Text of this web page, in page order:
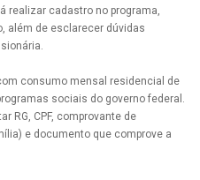
realizar cadastro no programa,
além de esclarecer dúvidas
consumo mensal residencial de
sociais do governo federal.
RG, CPF, comprovante de
e documento que comprove a